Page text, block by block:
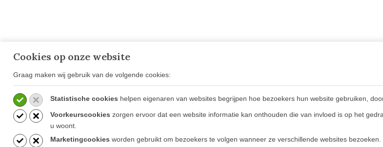
Cookies op onze website
Graag maken wij gebruik van de volgende cookies:
Statistische cookies helpen eigenaren van websites begrijpen hoe bezoekers hun website gebruiken,
Voorkeurscookies zorgen ervoor dat een website informatie kan onthouden die van invloed is op het
u woont.
Marketingcookies worden gebruikt om bezoekers te volgen wanneer ze verschillende websites
OVER GOESTEN & GOESTEN
Over Ons
Projecten
Blog
Vacatures
OPENINGSTIJDEN &
CONTACT
Ammerzoden (NL)
Algemene